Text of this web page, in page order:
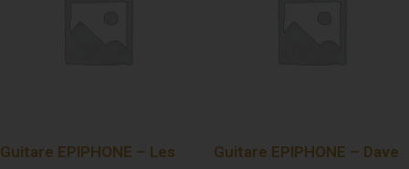
Guitare EPIPHONE – Les
Guitare EPIPHONE – Dave